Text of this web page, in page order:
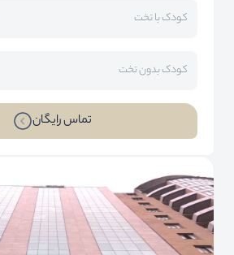
کودک با تخت
کودک بدون تخت
تماس رایگان